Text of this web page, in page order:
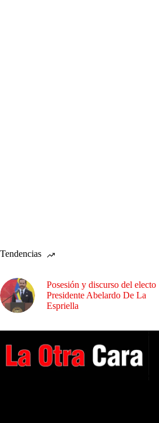
Tendencias
Posesión y discurso del electo
Presidente Abelardo De La
Espriella